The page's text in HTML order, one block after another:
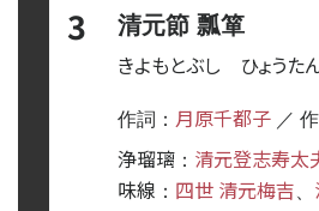
3 清元節 瓢箪
きよもとぶし ひょうた
作詞： 月原千都子 ／
浄瑠璃 ： 清元登志寿太
味線 ： 四世 清元梅吉